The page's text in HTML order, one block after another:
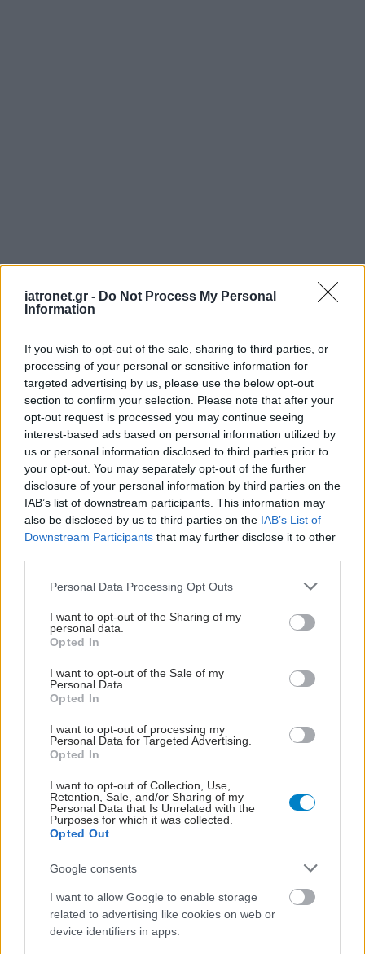
iatronet.gr - Do Not Process My Personal
Information
If you wish to opt-out of the sale, sharing to third parties, or
processing of your personal or sensitive information for
targeted advertising by us, please use the below opt-out
section to confirm your selection. Please note that after your
opt-out request is processed you may continue seeing
interest-based ads based on personal information utilized by
us or personal information disclosed to third parties prior to
your opt-out. You may separately opt-out of the further
disclosure of your personal information by third parties on the
IAB’s list of downstream participants. This information may
also be disclosed by us to third parties on the IAB’s List of
Downstream Participants that may further disclose it to other
Please note that this website/app uses one or more Google
not limited to your visit or usage behaviour. You may click to
grant or deny consent to Google and its third-party tags to
use your data for below specified purposes in below Google
consent section.
Personal Data Processing Opt Outs
I want to opt-out of the Sharing of my
personal data.
Opted In
I want to opt-out of the Sale of my
Personal Data.
Opted In
I want to opt-out of processing my
Personal Data for Targeted Advertising.
Opted In
I want to opt-out of Collection, Use,
Retention, Sale, and/or Sharing of my
Personal Data that Is Unrelated with the
Purposes for which it was collected.
Opted Out
Google consents
I want to allow Google to enable storage
related to advertising like cookies on web or
device identifiers in apps.